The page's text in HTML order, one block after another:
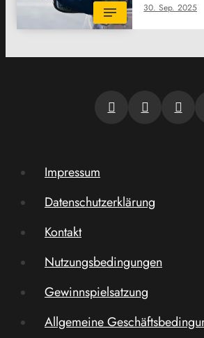
30. Sep. 2025
Impressum
Datenschutzerklärung
Kontakt
Nutzungsbedingungen
Gewinnspielsatzung
Allgemeine